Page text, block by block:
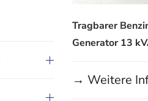
Tragbarer
Generator 13
→ Weitere